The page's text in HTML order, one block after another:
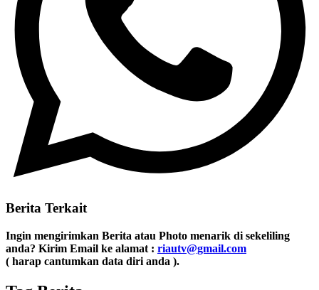
Berita Terkait
Ingin mengirimkan Berita atau Photo menarik di sekeliling
anda? Kirim Email ke alamat : riautv@gmail.com
( harap cantumkan data diri anda ).